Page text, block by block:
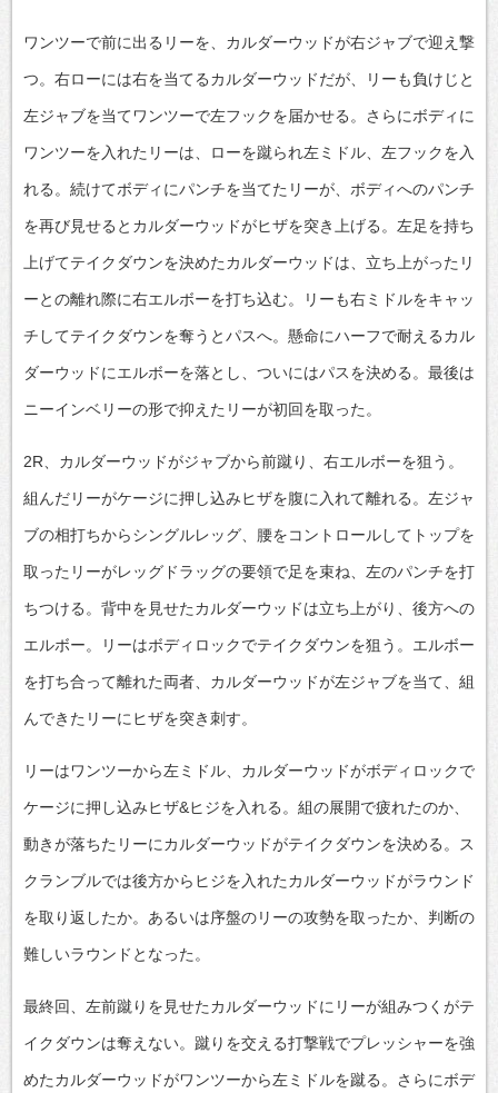
ワンツーで前に出るリーを、カルダーウッドが右ジャブで迎え撃
つ。右ローには右を当てるカルダーウッドだが、リーも負けじと
左ジャブを当てワンツーで左フックを届かせる。さらにボディに
ワンツーを入れたリーは、ローを蹴られ左ミドル、左フックを入
れる。続けてボディにパンチを当てたリーが、ボディへのパンチ
を再び見せるとカルダーウッドがヒザを突き上げる。左足を持ち
上げてテイクダウンを決めたカルダーウッドは、立ち上がったリ
ーとの離れ際に右エルボーを打ち込む。リーも右ミドルをキャッ
チしてテイクダウンを奪うとパスへ。懸命にハーフで耐えるカル
ダーウッドにエルボーを落とし、ついにはパスを決める。最後は
ニーインベリーの形で抑えたリーが初回を取った。
2R、カルダーウッドがジャブから前蹴り、右エルボーを狙う。
組んだリーがケージに押し込みヒザを腹に入れて離れる。左ジャ
ブの相打ちからシングルレッグ、腰をコントロールしてトップを
取ったリーがレッグドラッグの要領で足を束ね、左のパンチを打
ちつける。背中を見せたカルダーウッドは立ち上がり、後方への
エルボー。リーはボディロックでテイクダウンを狙う。エルボー
を打ち合って離れた両者、カルダーウッドが左ジャブを当て、組
んできたリーにヒザを突き刺す。
リーはワンツーから左ミドル、カルダーウッドがボディロックで
ケージに押し込みヒザ&ヒジを入れる。組の展開で疲れたのか、
動きが落ちたリーにカルダーウッドがテイクダウンを決める。ス
クランブルでは後方からヒジを入れたカルダーウッドがラウンド
を取り返したか。あるいは序盤のリーの攻勢を取ったか、判断の
難しいラウンドとなった。
最終回、左前蹴りを見せたカルダーウッドにリーが組みつくがテ
イクダウンは奪えない。蹴りを交える打撃戦でプレッシャーを強
めたカルダーウッドがワンツーから左ミドルを蹴る。さらにボデ